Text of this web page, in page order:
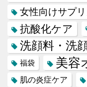
女性向けサプリ
抗酸化ケア
洗顔料・洗
福袋 美容
肌の炎症ケア